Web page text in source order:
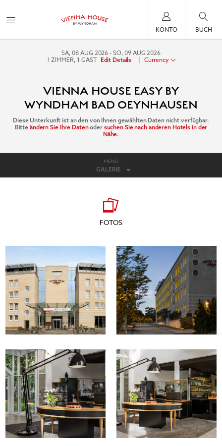
KONTO BUCH
SA, 08 AUG 2026 SO, 09 AUG 2026
1 ZIMMER, 1 GAST Edit Details | Currency
VIENNA HOUSE EASY BY
WYNDHAM BAD OEYNHAUSEN
Diese Unterkunft ist an den von Ihnen gewählten Daten nicht verfügbar.
Bitte ändern Sie Ihre Datenoder suchen Sie nach anderen Hotels in der
Nähe.
MENÜ
GALERIE
FOTOS